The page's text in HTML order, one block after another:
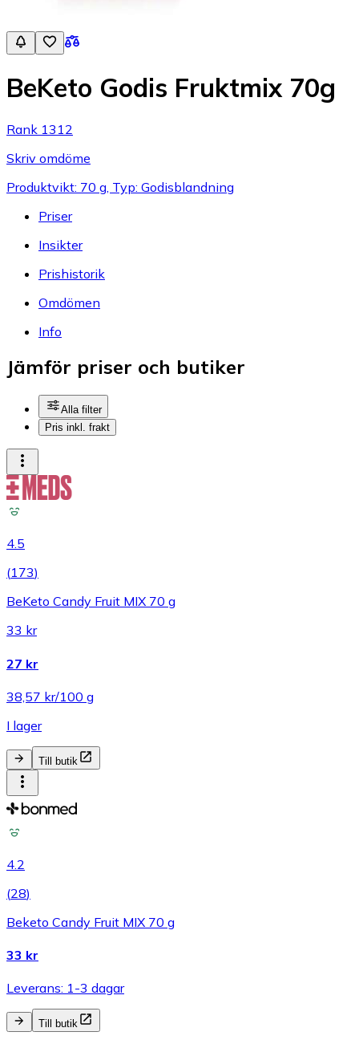
BeKeto Godis Fruktmix 70g
Rank 1312
Skriv omdöme
Produktvikt: 70 g, Typ: Godisblandning
Priser
Insikter
Prishistorik
Omdömen
Info
Jämför priser och butiker
Alla filter
Pris inkl. frakt
4.5
(173)
BeKeto Candy Fruit MIX 70 g
33 kr
27 kr
38,57 kr/100 g
I lager
Till butik
4.2
(28)
Beketo Candy Fruit MIX 70 g
33 kr
Leverans: 1-3 dagar
Till butik